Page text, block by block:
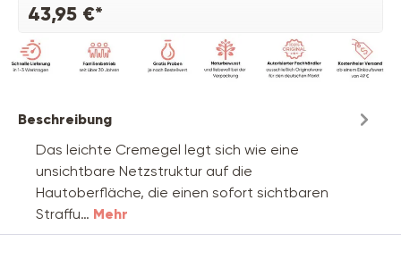
43,95 €*
Beschreibung
Das leichte Cremegel legt sich wie eine
unsichtbare Netzstruktur auf die
Hautoberfläche, die einen sofort sichtbaren
Straffu… Mehr